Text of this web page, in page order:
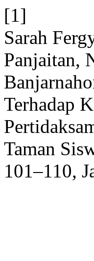
[1]
Sarah
Panjaitan,
Terhadap
Taman
101–110,